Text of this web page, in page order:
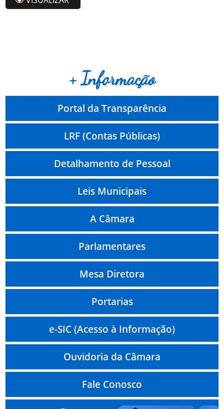
+ Informação
Portal da Transparência
LRF (Contas Públicas)
Detalhamento de Pessoal
Leis Municipais
A Câmara
Parlamentares
Mesa Diretora
Portarias
e-SIC (Acesso à Informação)
Ouvidoria da Câmara
Fale Conosco